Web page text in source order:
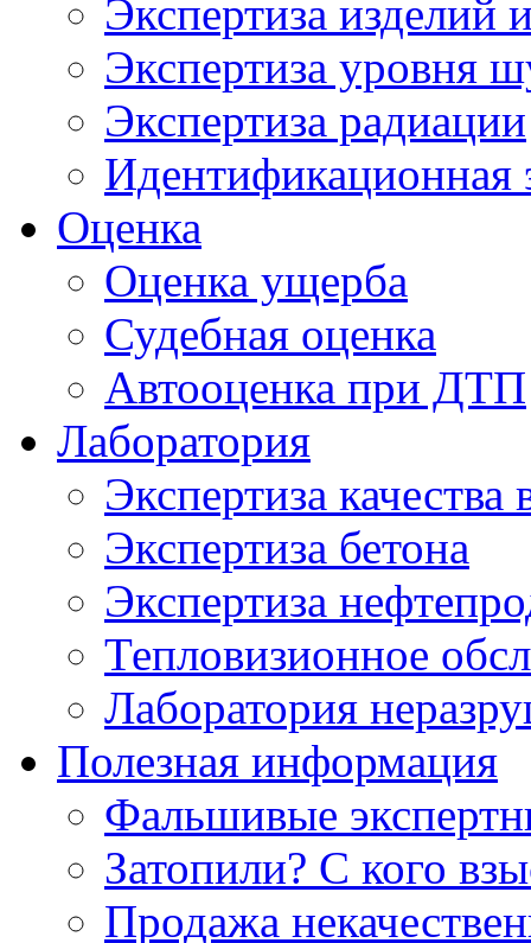
Экспертиза изделий
Экспертиза уровня
Экспертиза радиации
Идентификационная
Оценка
Оценка ущерба
Судебная оценка
Автооценка при ДТП
Лаборатория
Экспертиза качества
Экспертиза бетона
Экспертиза
Тепловизионное
Лаборатория
Полезная информация
Фальшивые
Затопили? С кого
Продажа